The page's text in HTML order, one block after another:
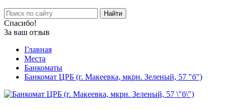
Найти
Спасибо!
За ваш отзыв
Главная
Места
Банкоматы
Банкомат ЦРБ (г. Макеевка, мкрн. Зеленый, 57 "б")